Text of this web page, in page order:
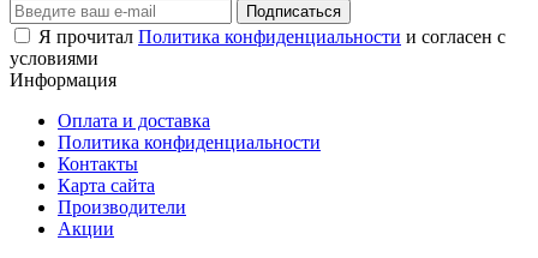
Подписаться
Я прочитал Политика конфиденциальности и согласен с
условиями
Информация
Оплата и доставка
Политика конфиденциальности
Контакты
Карта сайта
Производители
Акции